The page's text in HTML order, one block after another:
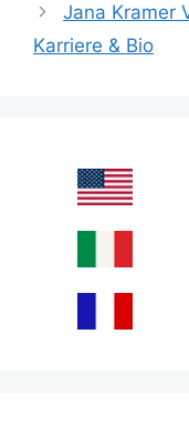
Jana Kramer
Karriere & Bio